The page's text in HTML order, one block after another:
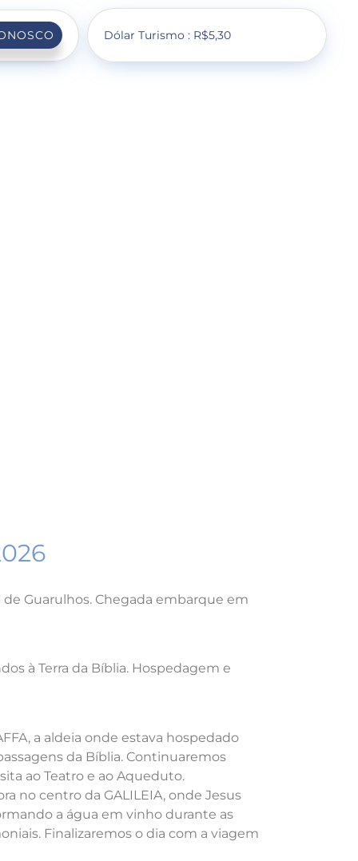
Dólar Turismo : R$5,30
Guarulhos. Chegada embarque em
à Terra da Bíblia. Hospedagem e
a aldeia onde estava hospedado
da Bíblia. Continuaremos
ao Teatro e ao Aqueduto.
no centro da GALILEIA, onde Jesus
a água em vinho durante as
Finalizaremos o dia com a viagem